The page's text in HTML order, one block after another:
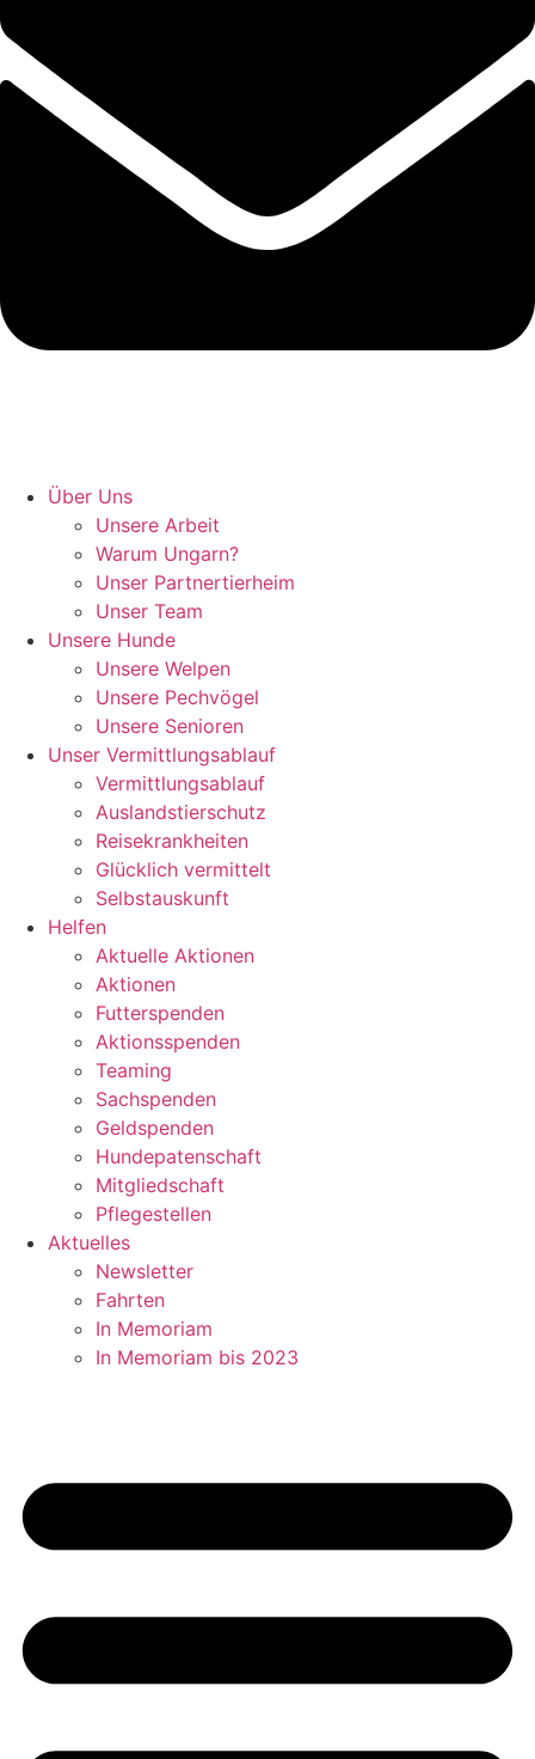
Über Uns
Unsere Arbeit
Warum Ungarn?
Unser Partnertierheim
Unser Team
Unsere Hunde
Unsere Welpen
Unsere Pechvögel
Unsere Senioren
Unser Vermittlungsablauf
Vermittlungsablauf
Auslandstierschutz
Reisekrankheiten
Glücklich vermittelt
Selbstauskunft
Helfen
Aktuelle Aktionen
Aktionen
Futterspenden
Aktionsspenden
Teaming
Sachspenden
Geldspenden
Hundepatenschaft
Mitgliedschaft
Pflegestellen
Aktuelles
Newsletter
Fahrten
In Memoriam
In Memoriam bis 2023